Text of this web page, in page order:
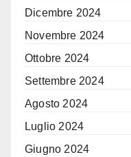
Dicembre 2024
Novembre 2024
Ottobre 2024
Settembre 2024
Agosto 2024
Luglio 2024
Giugno 2024